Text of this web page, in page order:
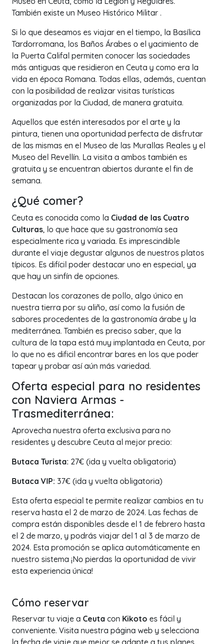
También existe un Museo Histórico Militar .
Si lo que deseamos es viajar en el tiempo, la Basílica
Tardorromana, los Baños Árabes o el yacimiento de
la Puerta Califal permiten conocer las sociedades
más antiguas que residieron en Ceuta y como era la
vida en época Romana. Todas ellas, además, cuentan
con la posibilidad de realizar visitas turísticas
organizadas por la Ciudad, de manera gratuita.
Aquellos que estén interesados por el arte y la
pintura, tienen una oportunidad perfecta de disfrutar
de las mismas en el Museo de las Murallas Reales y el
Museo del Revellín. La visita a ambos también es
gratuita y se encuentran abiertos durante el fin de
semana.
¿Qué comer?
Ceuta es conocida como la Ciudad de las Cuatro
Culturas, lo que hace que su gastronomía sea
especialmente rica y variada. Es imprescindible
durante el viaje degustar algunos de nuestros platos
típicos. Es difícil poder destacar uno en especial, ya
que hay un sinfín de opciones.
Destacan los corazones de pollo, algo único en
nuestra tierra por su aliño, así como la fusión de
sabores procedentes de la gastronomía árabe y la
mediterránea. También es preciso saber, que la
cultura de la tapa está muy implantada en Ceuta, por
lo que no es dificil encontrar bares en los que poder
tapear y probar así aún más variedad.
Oferta especial para no residentes
con Naviera Armas -
Trasmediterránea:
Aprovecha nuestra oferta exclusiva para no
residentes y descubre Ceuta al mejor precio:
Butaca Turista: 27€ (ida y vuelta obligatoria)
Butaca VIP: 37€ (ida y vuelta obligatoria)
Esta oferta especial te permite realizar cambios en tu
reserva hasta el 2 de marzo de 2024. Las fechas de
compra están disponibles desde el 1 de febrero hasta
el 2 de marzo, y podrás viajar del 1 al 3 de marzo de
2024. Esta promoción se aplica automáticamente en
nuestro sistema ¡No pierdas la oportunidad de vivir
esta experiencia única!
Cómo reservar
Reservar tu viaje a Ceuta con Kikoto es fácil y
conveniente. Visita nuestra página web y selecciona
la fecha de viaje que mejor se adapte a tus planes